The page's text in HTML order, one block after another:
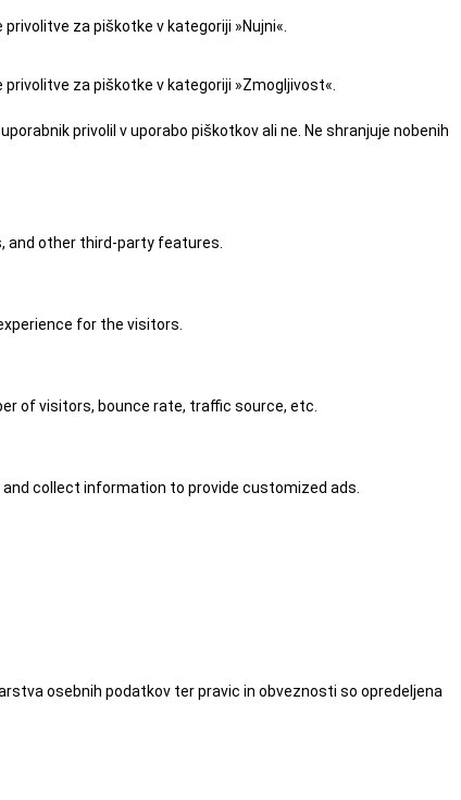
za piškotke v kategoriji »Nujni«.
za piškotke v kategoriji »Zmogljivost«.
privolil v uporabo piškotkov ali ne. Ne shranjuje nobenih
and other third-party features.
for the visitors.
of visitors, bounce rate, traffic source, etc.
collect information to provide customized ads.
osebnih podatkov ter pravic in obveznosti so opredeljena